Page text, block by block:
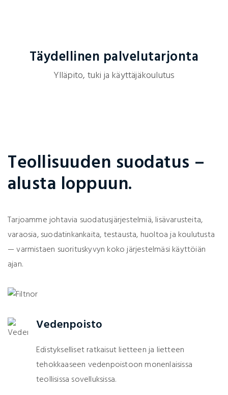
Täydellinen palvelutarjonta
Ylläpito, tuki ja käyttäjäkoulutus
Teollisuuden suodatus –
alusta loppuun.
Tarjoamme johtavia suodatusjärjestelmiä, lisävarusteita,
varaosia, suodatinkankaita, testausta, huoltoa ja koulutusta
— varmistaen suorituskyvyn koko järjestelmäsi käyttöiän
ajan.
Vedenpoisto
Edistykselliset ratkaisut lietteen ja lietteen
tehokkaaseen vedenpoistoon monenlaisissa
teollisissa sovelluksissa.